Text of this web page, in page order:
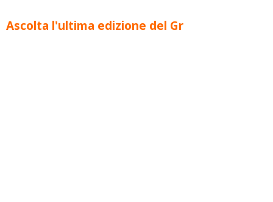
Ascolta l'ultima edizione del Gr